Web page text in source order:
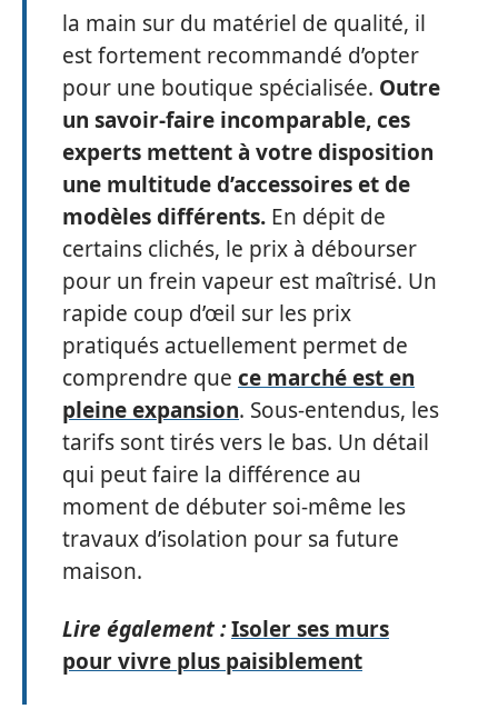
la main sur du matériel de qualité, il
est fortement recommandé d’opter
pour une boutique spécialisée. Outre
un savoir-faire incomparable, ces
experts mettent à votre disposition
une multitude d’accessoires et de
modèles différents. En dépit de
certains clichés, le prix à débourser
pour un frein vapeur est maîtrisé. Un
rapide coup d’œil sur les prix
pratiqués actuellement permet de
comprendre que ce marché est en
pleine expansion. Sous-entendus, les
tarifs sont tirés vers le bas. Un détail
qui peut faire la différence au
moment de débuter soi-même les
travaux d’isolation pour sa future
maison.
Lire également :Isoler ses murs
pour vivre plus paisiblement